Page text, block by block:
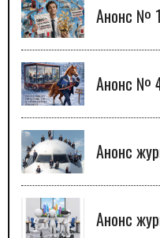
Анонс №
Анонс №
Анонс
Анонс